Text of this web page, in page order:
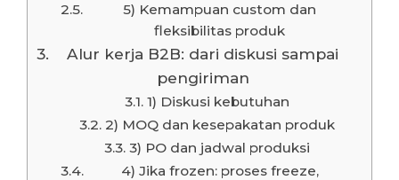
5) Kemampuan custom dan
fleksibilitas produk
Alur kerja B2B: dari diskusi sampai
pengiriman
1) Diskusi kebutuhan
2) MOQ dan kesepakatan produk
3) PO dan jadwal produksi
4) Jika frozen: proses freeze,